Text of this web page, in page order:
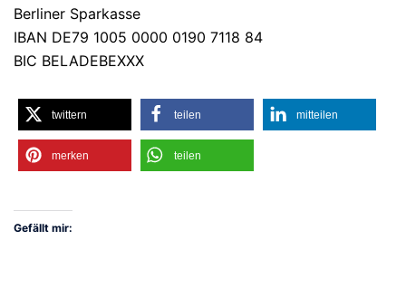
Berliner Sparkasse
IBAN DE79 1005 0000 0190 7118 84
BIC BELADEBEXXX
twittern teilen mitteilen
merken teilen
Gefällt mir: